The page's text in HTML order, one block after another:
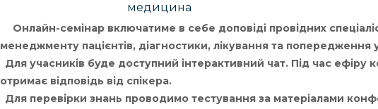
медицина
Онлайн-семінар включатиме в себе доповіді провідних
менеджменту пацієнтів, діагностики, лікування та
Для учасників буде доступний інтерактивний чат. Під час ефіру
отримає відповідь від спікера.
Для перевірки знань проводимо тестування за матеріалами